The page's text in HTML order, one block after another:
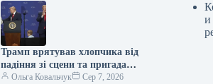
Трамп врятував хлопчика від
падіння зі сцени та пригадав
Байдена (відео)
Ольга Ковальчук
Сер 7, 2026
и